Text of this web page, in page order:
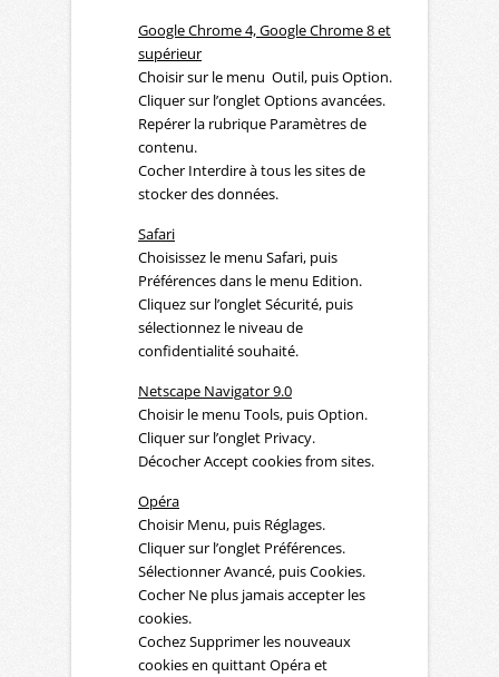
Google Chrome 4, Google Chrome 8 et
supérieur
Choisir sur le menu Outil, puis Option.
Cliquer sur l’onglet Options avancées.
Repérer la rubrique Paramètres de
contenu.
Cocher Interdire à tous les sites de
stocker des données.
Safari
Choisissez le menu Safari, puis
Préférences dans le menu Edition.
Cliquez sur l’onglet Sécurité, puis
sélectionnez le niveau de
confidentialité souhaité.
Netscape Navigator 9.0
Choisir le menu Tools, puis Option.
Cliquer sur l’onglet Privacy.
Décocher Accept cookies from sites.
Opéra
Choisir Menu, puis Réglages.
Cliquer sur l’onglet Préférences.
Sélectionner Avancé, puis Cookies.
Cocher Ne plus jamais accepter les
cookies.
Cochez Supprimer les nouveaux
cookies en quittant Opéra et